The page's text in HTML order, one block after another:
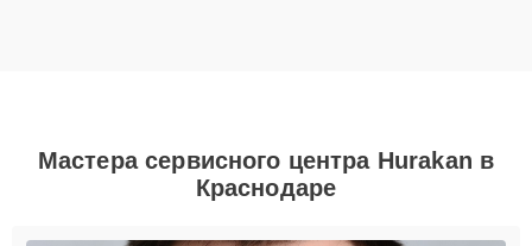
Мастера сервисного центра Hurakan в
Краснодаре